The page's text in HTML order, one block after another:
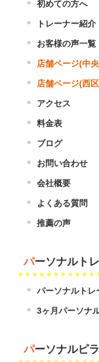
初めての方へ
トレーナー紹介
お客様の声一覧
店舗ページ(中
店舗ページ(西
アクセス
料金表
ブログ
お問い合わせ
会社概要
よくある質問
推薦の声
パーソナルト
パーソナルトレ
3ヶ月パーソナ
パーソナルピ